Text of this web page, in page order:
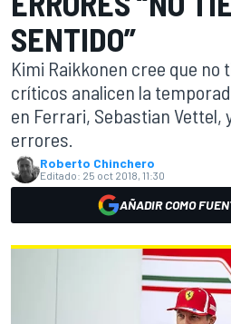
SENTIDO”
Kimi Raikkonen cree que no
críticos analicen la
en Ferrari, Sebastian Vettel,
errores.
Roberto Chinchero
Editado: 25 oct 2018, 11:30
AÑADIR COMO